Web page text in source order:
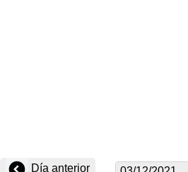
Día anterior